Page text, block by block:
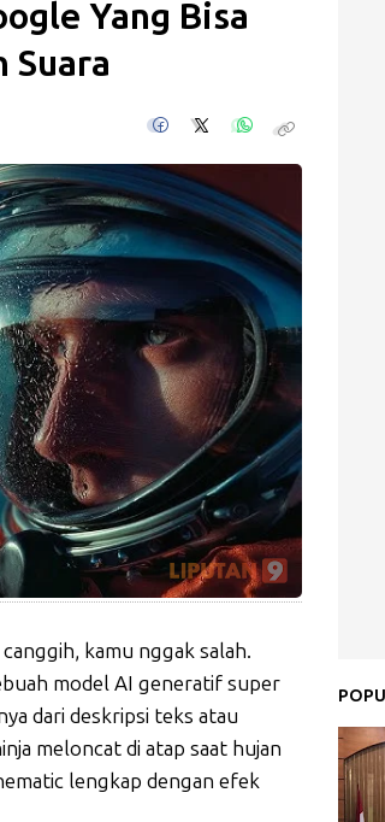
Yang Bisa
Suara
kamu nggak salah.
model AI generatif super
dari deskripsi teks atau
meloncat di atap saat hujan
lengkap dengan efek